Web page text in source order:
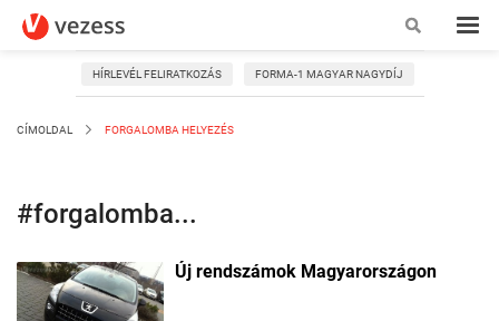
HÍRLEVÉL FELIRATKOZÁS FORMA-1 MAGYAR NAGYDÍJ
CÍMOLDAL FORGALOMBA HELYEZÉS
#forgalomba...
Új rendszámok Magyarországon